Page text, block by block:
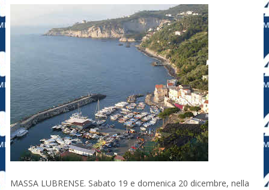
MASSA LUBRENSE. Sabato 19 e domenica 20 dicembre, nella